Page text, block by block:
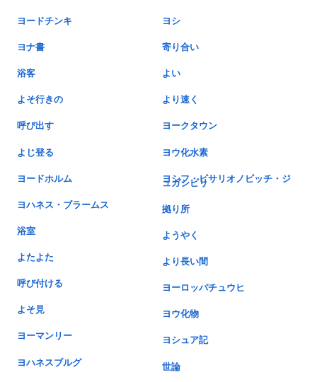
ヨードチンキ ヨシ
ヨナ書 寄り合い
浴客 よい
よそ行きの より速く
呼び出す ヨークタウン
よじ登る ヨウ化水素
ヨードホルム ヨシフ・ビサリオノビッチ・ジ
ュガシビリ
ヨハネス・ブラームス 拠り所
浴室 ようやく
よたよた より長い間
呼び付ける ヨーロッパチュウヒ
よそ見 ヨウ化物
ヨーマンリー ヨシュア記
ヨハネスブルグ 世論